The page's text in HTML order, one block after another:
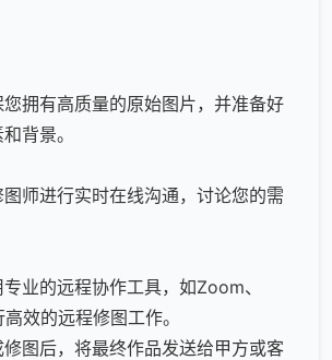
拥有高质量的原始图片，并准备好
背景。
师进行实时在线沟通，讨论您的需
业的远程协作工具，如Zoom、
高效的远程修图工作。
图后，将最终作品发送给甲方或客